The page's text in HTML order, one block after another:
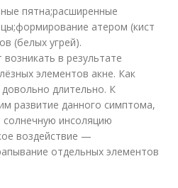
пятна;расширенные
атером (кист
(белых угрей).
в результате
элементов акне. Как
длительно. К
развитие данного симптома,
инсоляцию
воздействие —
отдельных элементов